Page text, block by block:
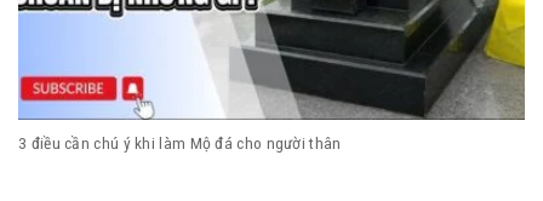
3 điều cần chú ý khi làm Mộ đá cho người thân